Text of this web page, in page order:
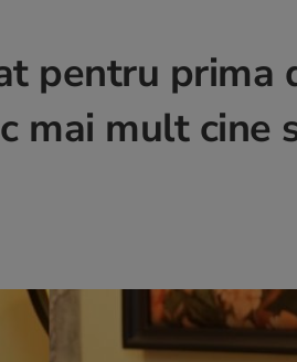
pentru prima
mai mult cine